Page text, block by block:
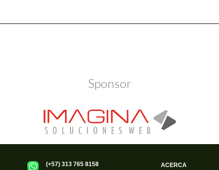
Sponsor
(+57) 313 765 8158
ACERCA